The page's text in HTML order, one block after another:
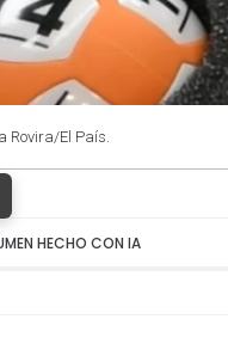
Rovira/El País.
HECHO CON IA